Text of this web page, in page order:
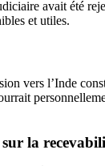
avait été
et utiles.
vers l’Inde
la